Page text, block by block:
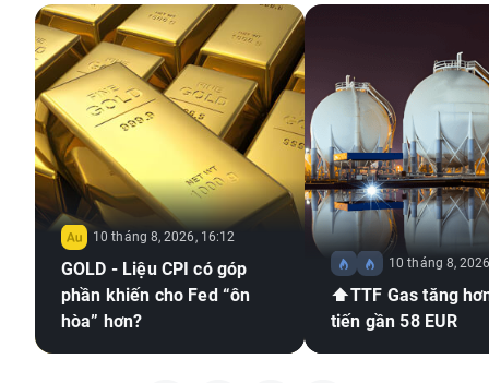
10 tháng 8, 2026, 16:12
GOLD - Liệu CPI có góp
phần khiến cho Fed “ôn
hòa” hơn?
10 tháng 8,
⬆️TTF Gas tăng
tiến gần 58 EUR